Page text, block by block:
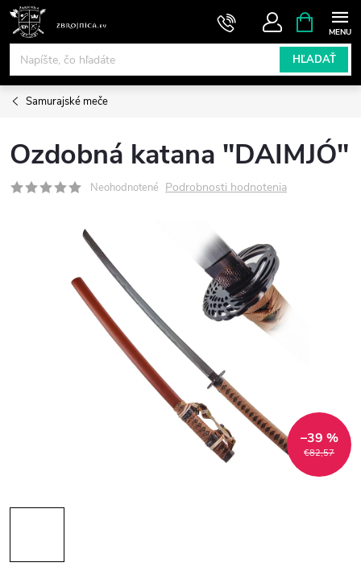
Prejsť
obsah
HĽADAŤ
KOŠÍK
Samurajské meče
Ozdobná katana "DAIMJÓ"
Neohodnotené Podrobnosti hodnotenia
€82,57
–39 %